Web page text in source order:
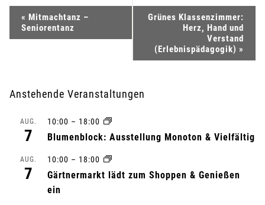
e
a
« Mitmachtanz –
Seniorentanz
Grünes Klassenzimmer:
Herz, Hand und
Verstand
(Erlebnispädagogik) »
Anstehende Veranstaltungen
AUG.
7
10:00 – 18:00
Blumenblock: Ausstellung Monoton & Vielfältig
AUG.
7
10:00 – 18:00
Gärtnermarkt lädt zum Shoppen & Genießen
ein